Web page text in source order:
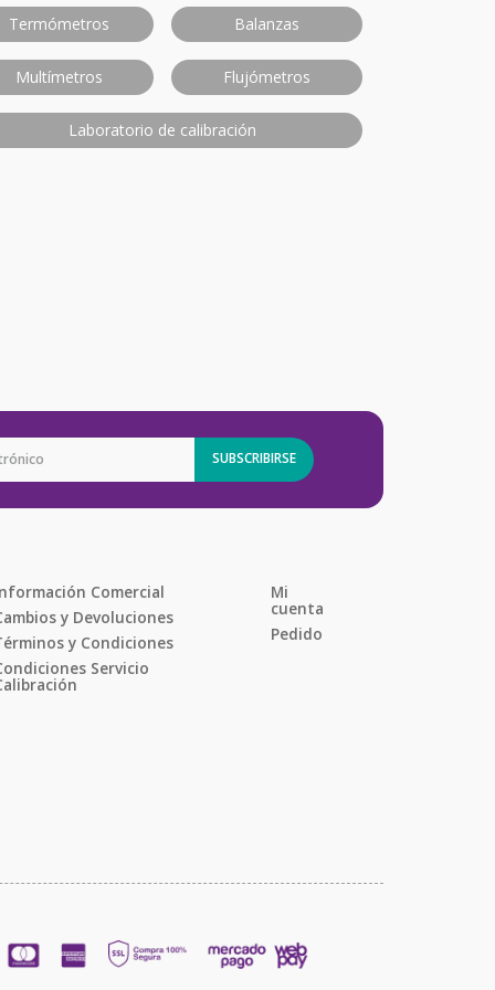
Termómetros Balanzas
Multímetros Flujómetros
Laboratorio de calibración
SUBSCRIBIRSE
Comercial
y Devoluciones
y Condiciones
Servicio
Mi
cuenta
Pedido